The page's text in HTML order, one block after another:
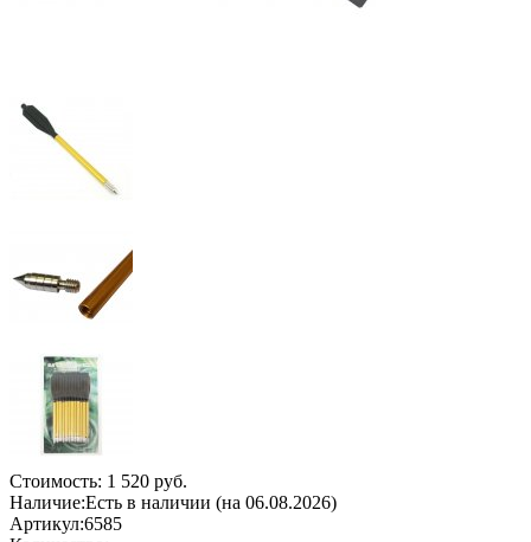
Стоимость: 1 520 руб.
Наличие:Есть в наличии (на 06.08.2026)
Артикул:6585